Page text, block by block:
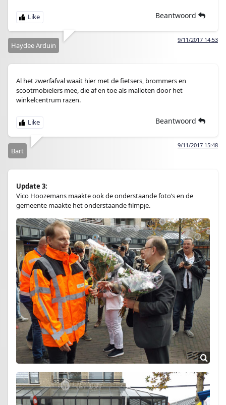
Beantwoord
9/11/2017 14:53
Haydee Arduin
Al het zwerfafval waait hier met de fietsers, brommers en
scootmobielers mee, die af en toe als malloten door het
winkelcentrum razen.
Beantwoord
9/11/2017 15:48
Bart
Update 3:
Vico Hoozemans maakte ook de onderstaande foto’s en de
gemeente maakte het onderstaande filmpje.